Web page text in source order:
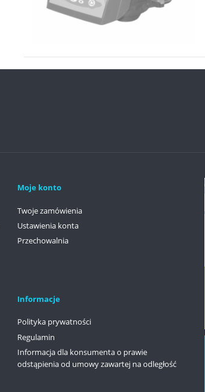
Moje konto
Twoje zamówienia
Ustawienia konta
Przechowalnia
Informacje
Polityka prywatności
Regulamin
Informacja dla konsumenta o prawie
odstąpienia od umowy zawartej na odległość